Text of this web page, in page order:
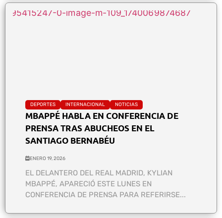
DEPORTES INTERNACIONAL NOTICIAS
MBAPPÉ HABLA EN CONFERENCIA DE
PRENSA TRAS ABUCHEOS EN EL
SANTIAGO BERNABÉU
ENERO 19, 2026
EL DELANTERO DEL REAL MADRID, KYLIAN
MBAPPÉ, APARECIÓ ESTE LUNES EN
CONFERENCIA DE PRENSA PARA REFERIRSE...